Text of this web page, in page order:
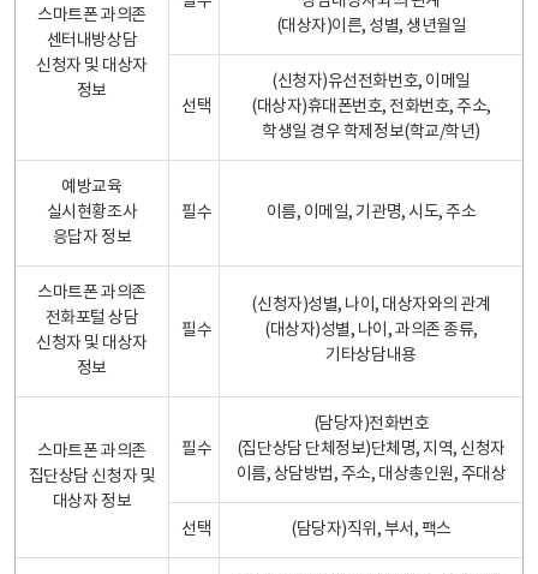
스마트폰 과의존
센터내방상담
신청자 및 대상자
정보
(대상자)이른, 성별, 생년월일
선택
(신청자)유선전화번호, 이메일
(대상자)휴대폰번호, 전화번호, 주소,
학생일 경우 학제정보(학교/학년)
예방교육
실시현황조사
응답자 정보
필수 이름, 이메일, 기관명, 시도, 주소
스마트폰 과의존
전화포털 상담
신청자 및 대상자
정보
필수
(신청자)성별, 나이, 대상자와의 관계
(대상자)성별, 나이, 과의존 종류,
기타상담내용
스마트폰 과의존
집단상담 신청자 및
대상자 정보
필수
(담당자)전화번호
(집단상담 단체정보)단체명, 지역, 신청자
이름, 상담방법, 주소, 대상총인원, 주대상
선택 (담당자)직위, 부서, 팩스